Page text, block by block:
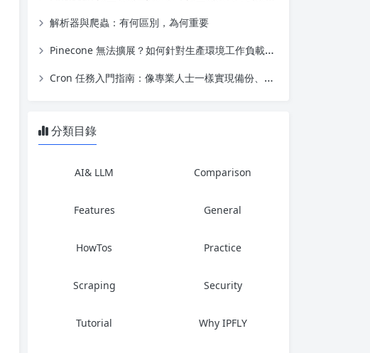
解析器與爬蟲：有何區別，為何重要
Pinecone 無法擴展？如何針對生產環境工作負載優化 Vector 搜索
Cron 任務入門指南：像專業人士一樣實現備份、更新和維護的自動化
分類目錄
AI& LLM Comparison
Features General
HowTos Practice
Scraping Security
Tutorial Why IPFLY